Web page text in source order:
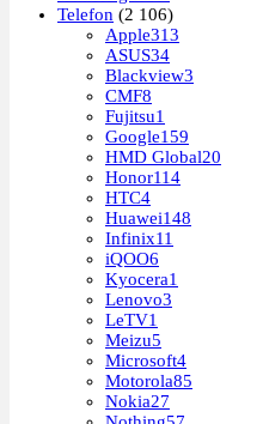
Telefon (2 106)
Apple313
ASUS34
Blackview3
CMF8
Fujitsu1
Google159
HMD Global20
Honor114
HTC4
Huawei148
Infinix11
iQOO6
Kyocera1
Lenovo3
LeTV1
Meizu5
Microsoft4
Motorola85
Nokia27